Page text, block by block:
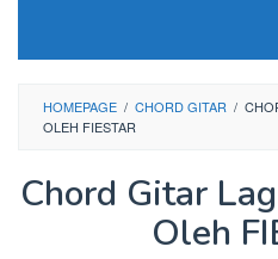
HOMEPAGE / CHORD GITAR /
OLEH FIESTAR
Chord Gitar
Oleh